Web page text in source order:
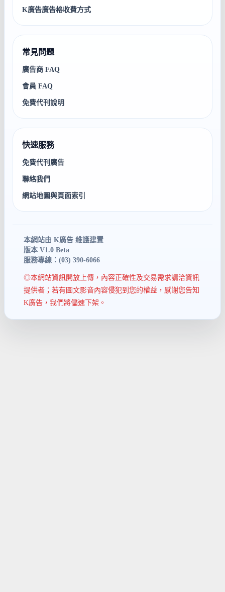
K廣告廣告格收費方式
常見問題
廣告商 FAQ
會員 FAQ
免費代刊說明
快速服務
免費代刊廣告
聯絡我們
網站地圖與頁面索引
本網站由 K廣告 維護建置
版本 V1.0 Beta
服務專線：(03) 390-6066
◎本網站資訊開放上傳，內容正確性及交易需求請洽資訊
提供者；若有圖文影音內容侵犯到您的權益，感謝您告知
K廣告，我們將儘速下架。